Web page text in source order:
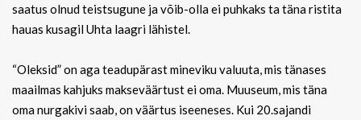
saatus olnud teistsugune ja võib-olla ei puhkaks ta täna ristita
hauas kusagil Uhta laagri lähistel.
“Oleksid” on aga teadupärast mineviku valuuta, mis tänases
maailmas kahjuks makseväärtust ei oma. Muuseum, mis täna
oma nurgakivi saab, on väärtus iseeneses. Kui 20.sajandi